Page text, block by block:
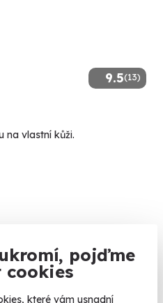
pojďme
které vám usnadní
9.5(13)
na vlastní kůži.